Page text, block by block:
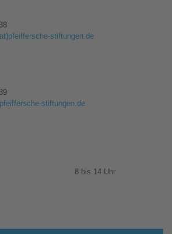
stiftungen.de
stiftungen.de
8 bis 14 Uhr